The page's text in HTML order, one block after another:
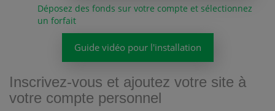
Déposez des fonds sur votre compte et sélectionnez
un forfait
Guide vidéo pour l'installation
Inscrivez-vous et ajoutez votre site à
votre compte personnel